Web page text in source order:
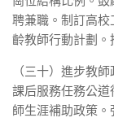
聘兼職。制訂高
齡教師行動計劃。
（三十）進步教
課后服務任務公
師生涯補助政策